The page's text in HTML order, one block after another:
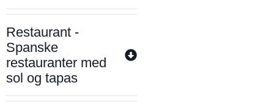
Restaurant -
Spanske
restauranter med
sol og tapas